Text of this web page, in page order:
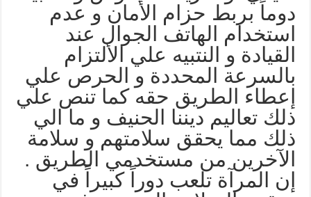
بربط حزام الأمان و عدم
الهاتف الجوال عند
و النتبيه علي الألتزام
المحددة و الحرص علي
الطريق حقه كما تنص علي
تعاليم ديننا الحنيف و ما الي
مما يحقق سلامتهم و سلامة
من مستخدمي الطريق .
المرآة تلعب دوراً كبيراً في